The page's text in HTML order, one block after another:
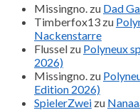
Missingno. zu Dad
Timberfox13 zu
Nackenstarre
Flussel zu Polyneux
2026)
Missingno. zu
Edition 2026)
SpielerZwei zu